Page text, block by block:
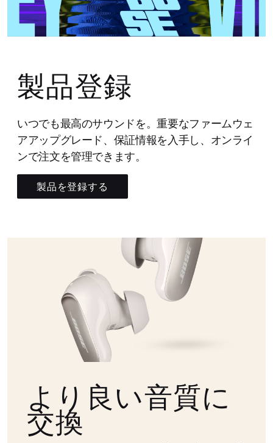
製品登録
いつでも最高のサウンドを。重要なファームウェ
アアップグレード、保証情報を入手し、オンライ
ンで注文を管理できます。
製品を登録する
より良い音質に
交換